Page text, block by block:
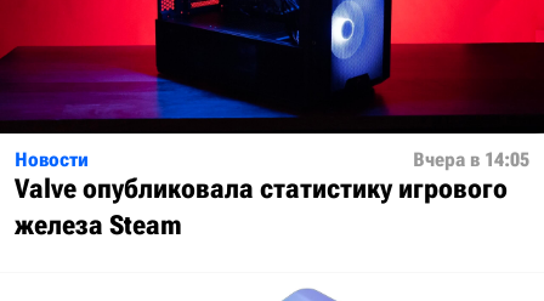
Новости Вчера в 14:05
Valve опубликовала статистику игрового
железа Steam